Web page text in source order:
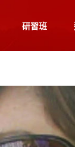
研習班